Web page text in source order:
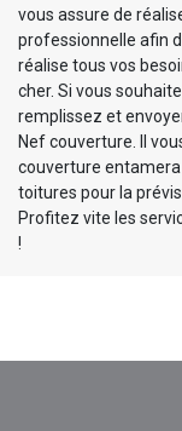
vous assure de
professionnelle afin
réalise tous vos
cher. Si vous
remplissez et
Nef couverture. Il
couverture
toitures pour la
Profitez vite les
!